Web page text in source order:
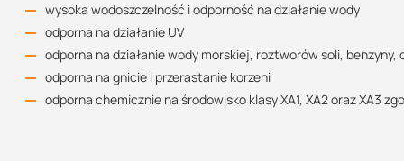
wysoka wodoszczelność i odporność na działanie wody
odporna na działanie UV
odporna na działanie wody morskiej, roztworów soli, benzyny,
odporna na gnicie i przerastanie korzeni
odporna chemicznie na środowisko klasy XA1, XA2 oraz XA3
Przy stosowaniu tej masy brzegi dylatacji muszą być czyste,
dwukrotnie za pomocą KÖSTER FS Primer. Podłoża nie chłonne
przystąpić do wypełniania dylatacji. Składniki KÖSTER
mieszadłem, aż do osiągnięcia jednorodnej konsystencji (co
szpachli lub odpowiedniego pistoletu. Materiał po wymieszaniu